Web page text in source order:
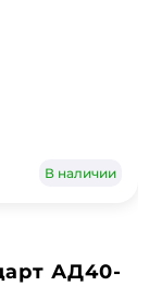
В наличии
АД40-